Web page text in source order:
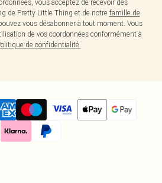
vous acceptez de recevoir des
de Pretty Little Thing et de notre famille de
vous désabonner à tout moment. Vous
de vos coordonnées conformément à
de confidentialité.